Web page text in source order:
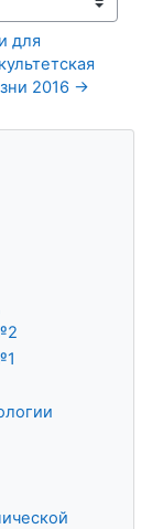
для
2016 →